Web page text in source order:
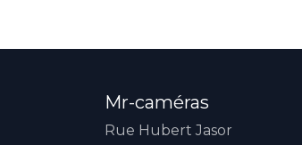
Mr-caméras
Rue Hubert Jasor